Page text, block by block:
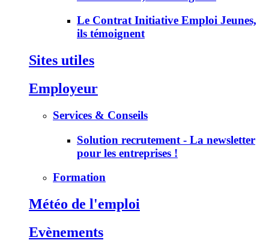
Le Contrat Initiative Emploi Jeunes,
ils témoignent
Sites utiles
Employeur
Services & Conseils
Solution recrutement - La newsletter
pour les entreprises !
Formation
Météo de l'emploi
Evènements